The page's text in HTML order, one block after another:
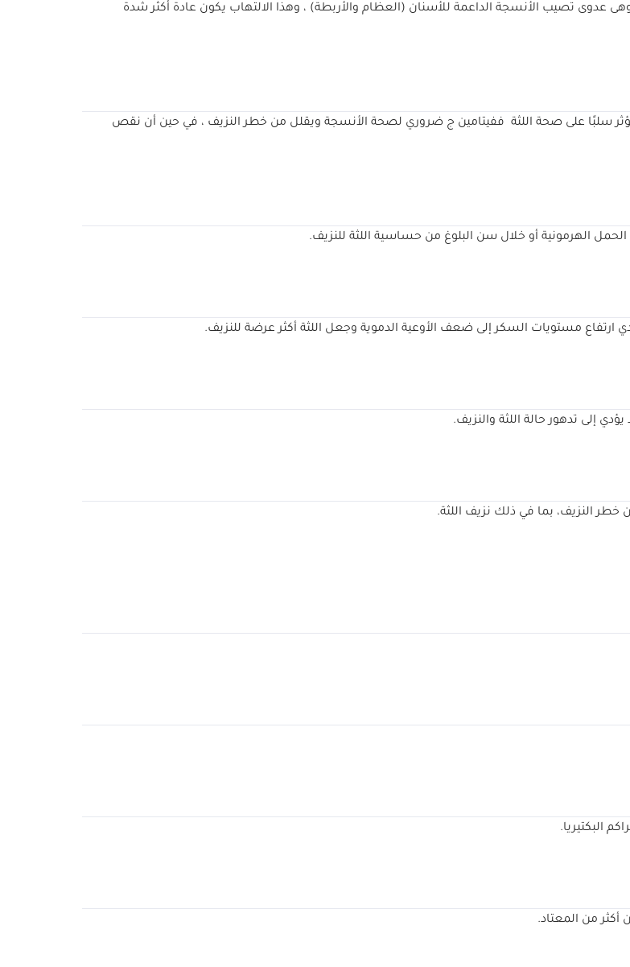
عدوى تصيب الأنسجة الداعمة للأسنان (العظام والأربطة) ، وهذا الالتهاب يكون عادة أكثر شدة
سلبًا على صحة اللثة ففيتامين ج ضروري لصحة الأنسجة ويقلل من خطر النزيف ، في حين أن نقص
الهرمونية أو خلال سن البلوغ من حساسية اللثة للنزيف.
مستويات السكر إلى ضعف الأوعية الدموية وجعل اللثة أكثر عرضة للنزيف.
إلى تدهور حالة اللثة والنزيف.
خطر النزيف، بما في ذلك نزيف اللثة.
البكتيريا.
أكثر من المعتاد.